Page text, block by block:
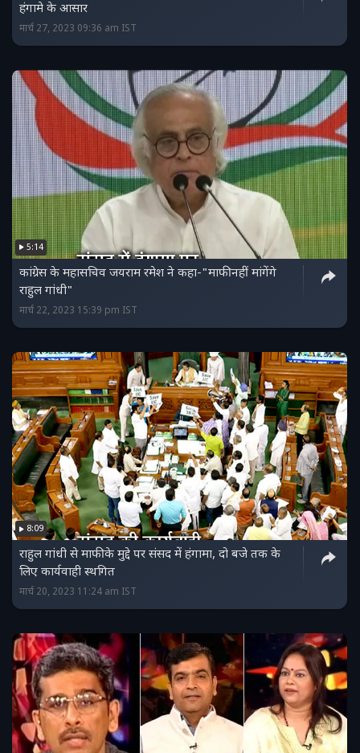
हंगामे के आसार
मार्च 27, 2023 09:36 am IST
5:14
कांग्रेस के महासचिव जयराम रमेश ने कहा-"माफी नहीं मांगेंगे
राहुल गांधी"
मार्च 22, 2023 15:39 pm IST
8:09
राहुल गांधी से माफी के मुद्दे पर संसद में हंगामा, दो बजे तक के
लिए कार्यवाही स्‍थगित
मार्च 20, 2023 11:24 am IST